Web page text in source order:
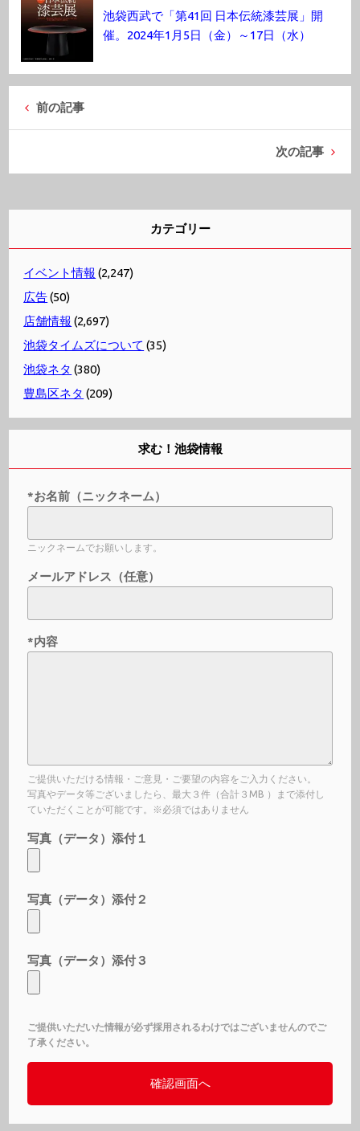
池袋西武で「第41回 日本伝統漆芸展」開
催。2024年1月5日（金）～17日（水）
前の記事
次の記事
カテゴリー
イベント情報 (2,247)
広告(50)
店舗情報 (2,697)
池袋タイムズについて (35)
池袋ネタ (380)
豊島区ネタ (209)
求む！池袋情報
*お名前（ニックネーム）
ニックネームでお願いします。
メールアドレス（任意）
*内容
ご提供いただける情報・ご意見・ご要望の内容をご入力ください。
写真やデータ等ございましたら、最大３件（合計３MB ）まで添付し
ていただくことが可能です。※必須ではありません
写真（データ）添付１
写真（データ）添付２
写真（データ）添付３
ご提供いただいた情報が必ず採用されるわけではございませんのでご
了承ください。